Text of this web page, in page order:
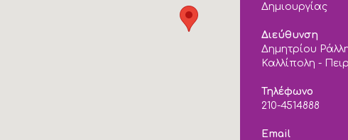
Δημιουργίας
Διεύθυνση
Δημητρίου
Καλλίπολη -
Τηλέφωνο
210-4514888
Email